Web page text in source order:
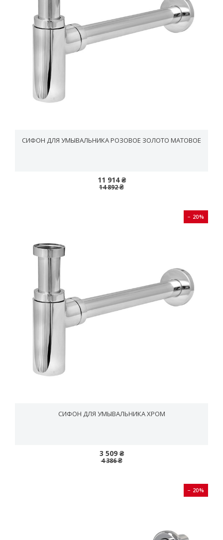
СИФОН ДЛЯ УМЫВАЛЬНИКА РОЗОВОЕ ЗОЛОТО МАТОВОЕ
11 914 ₴
14 892 ₴
− 20%
СИФОН ДЛЯ УМЫВАЛЬНИКА ХРОМ
3 509 ₴
4 386 ₴
− 20%